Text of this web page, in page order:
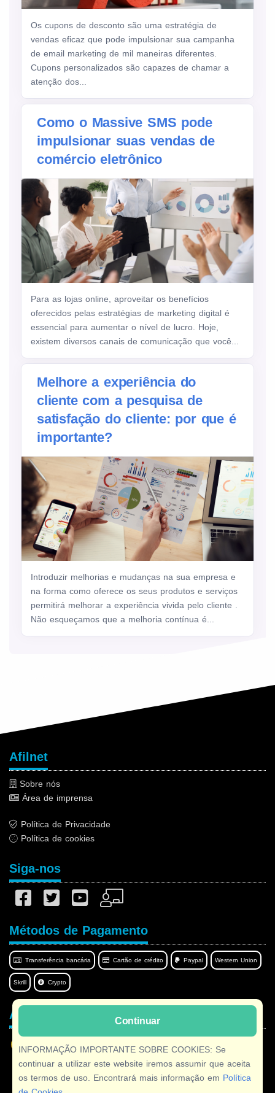
Os cupons de desconto são uma estratégia de
vendas eficaz que pode impulsionar sua campanha
de email marketing de mil maneiras diferentes.
Cupons personalizados são capazes de chamar a
atenção dos...
Como o Massive SMS pode
impulsionar suas vendas de
comércio eletrônico
Para as lojas online, aproveitar os benefícios
oferecidos pelas estratégias de marketing digital é
essencial para aumentar o nível de lucro. Hoje,
existem diversos canais de comunicação que você...
Melhore a experiência do
cliente com a pesquisa de
satisfação do cliente: por que é
importante?
Introduzir melhorias e mudanças na sua empresa e
na forma como oferece os seus produtos e serviços
permitirá melhorar a experiência vivida pelo cliente .
Não esqueçamos que a melhoria contínua é...
Continuar
INFORMAÇÃO IMPORTANTE SOBRE COOKIES: Se
continuar a utilizar este website iremos assumir que aceita
os termos de uso. Encontrará mais informação em Política
Afilnet
Sobre nós
Área de imprensa
Política de Privacidade
Política de cookies
Siga-nos
Métodos de Pagamento
Transferência bancária Cartão de crédito Paypal Western Union
Skrill Crypto
Afilnet no seu idioma
Copyright © 2026 Afilnet· Todos os direitos reservados